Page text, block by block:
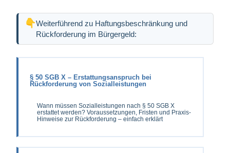
Weiterführend zu Haftungsbeschränkung und
Rückforderung im Bürgergeld:
§ 50 SGB X – Erstattungsanspruch bei
Rückforderung von Sozialleistungen
Wann müssen Sozialleistungen nach § 50 SGB X
erstattet werden? Voraussetzungen, Fristen und Praxis-
Hinweise zur Rückforderung – einfach erklärt